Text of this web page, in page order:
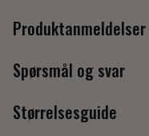
Produktanmeldelser
Spørsmål og svar
Størrelsesguide